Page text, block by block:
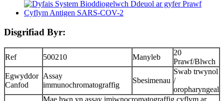
Disgrifiad Byr:
Ref 500210 Manyleb
20
Prawf/Blwch
Egwyddor
Canfod
Assay
immunochromatograffig
Sbesimenau
Swab trwynol
/
oropharyngeal
Mae hwn yn assay imiwnocromatograffig cyflym ar